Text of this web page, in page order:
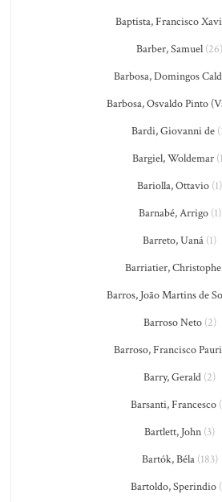
Baptista, Francisco
Barber, Samuel (26)
Barbosa, Domingos
Barbosa, Osvaldo Pinto
Bardi, Giovanni de
Bargiel, Woldemar
Bariolla, Ottavio (1)
Barnabé, Arrigo(1)
Barreto, Uaná (1)
Barriatier, Christophe
Barros, João Martins de
Barroso Neto(2)
Barroso, Francisco
Barry, Gerald (2)
Barsanti, Francesco
Bartlett, John (3)
Bartók, Béla(183)
Bartoldo, Sperindio